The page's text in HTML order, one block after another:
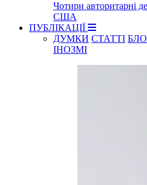
Чотири авторитарні
США
ПУБЛІКАЦІЇ
ДУМКИ СТАТТІ
ІНОЗМІ